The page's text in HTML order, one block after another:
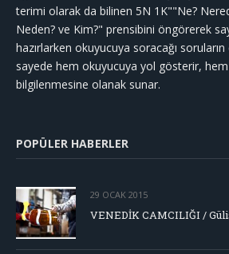
terimi olarak da bilinen 5N 1K""Ne?
Neden? ve Kim?" prensibini öngörerek
hazırlarken okuyucuya soracağı soruların
sayede hem okuyucuya yol gösterir,
bilgilenmesine olanak sunar.
POPÜLER HABERLER
29 OCAK 2015
VENEDİK CAMCILIĞI /